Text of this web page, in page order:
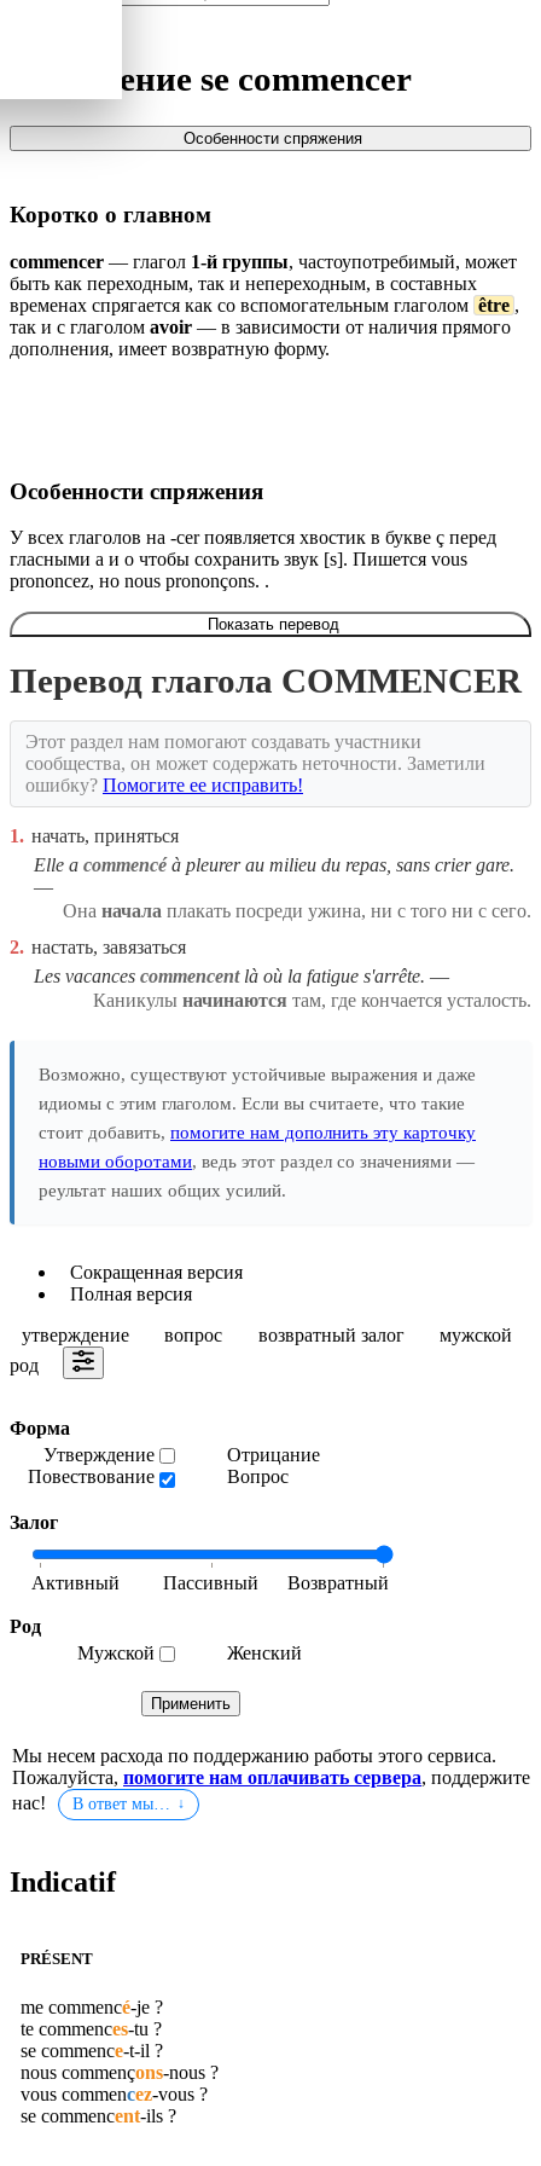
Спряжение se commencer
Особенности спряжения
Коротко о главном
commencer — глагол 1-й группы, частоупотребимый, может
быть как переходным, так и непереходным, в составных
временах спрягается как со вспомогательным глаголом être ,
так и с глаголом avoir — в зависимости от наличия прямого
дополнения, имеет возвратную форму.
Особенности спряжения
У всех глаголов на -cer появляется хвостик в букве ç перед
гласными a и o чтобы сохранить звук [s]. Пишется vous
prononcez, но nous prononçons. .
Показать перевод
Перевод глагола COMMENCER
Этот раздел нам помогают создавать участники
сообщества, он может содержать неточности. Заметили
ошибку? Помогите ее исправить!
1. начать, приняться
Elle a commencéà pleurer au milieu du repas, sans crier gare.
Она начала плакать посреди ужина, ни с того ни с сего.
2. настать, завязаться
Les vacances commencentlà où la fatigue s'arrête.
Каникулы начинаются там, где кончается усталость.
Возможно, существуют устойчивые выражения и даже
идиомы с этим глаголом. Если вы считаете, что такие
стоит добавить, помогите нам дополнить эту карточку
новыми оборотами, ведь этот раздел со значениями —
реультат наших общих усилий.
Сокращенная версия
Полная версия
утверждение
вопрос возвратный залог
мужской
род
Форма
Утверждение
Повествование
Отрицание
Вопрос
Залог
Род
Мужской
Женский
Мы несем расхода по поддержанию работы этого сервиса.
Пожалуйста, помогите нам оплачивать сервера, поддержите
нас!
В ответ мы…
Indicatif
PRÉSENT
me commencé-je ?
te commences-tu ?
se commence-t-il ?
nous commençons-nous ?
vous commencez-vous ?
se commencent-ils ?